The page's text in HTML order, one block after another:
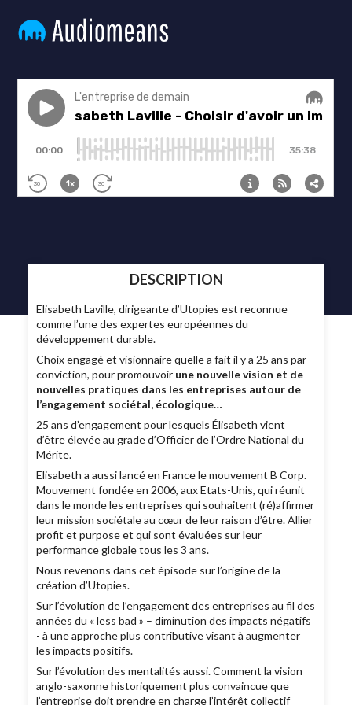
DESCRIPTION
Elisabeth Laville, dirigeante d’Utopies est reconnue
comme l’une des expertes européennes du
développement durable.
Choix engagé et visionnaire quelle a fait il y a 25 ans par
conviction, pour promouvoir une nouvelle vision et de
nouvelles pratiques dans les entreprises autour de
l’engagement sociétal, écologique…
25 ans d’engagement pour lesquels Élisabeth vient
d’être élevée au grade d’Officier de l’Ordre National du
Mérite.
Elisabeth a aussi lancé en France le mouvement B Corp.
Mouvement fondée en 2006, aux Etats-Unis, qui réunit
dans le monde les entreprises qui souhaitent (ré)affirmer
leur mission sociétale au cœur de leur raison d’être. Allier
profit et purpose et qui sont évaluées sur leur
performance globale tous les 3 ans.
Nous revenons dans cet épisode sur l’origine de la
création d’Utopies.
Sur l’évolution de l’engagement des entreprises au fil des
années du « less bad » – diminution des impacts négatifs
- à une approche plus contributive visant à augmenter
les impacts positifs.
Sur l’évolution des mentalités aussi. Comment la vision
anglo-saxonne historiquement plus convaincue que
l’entreprise doit prendre en charge l’intérêt collectif